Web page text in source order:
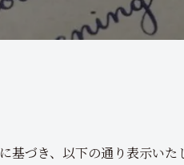
づき、以下の通り表示いた